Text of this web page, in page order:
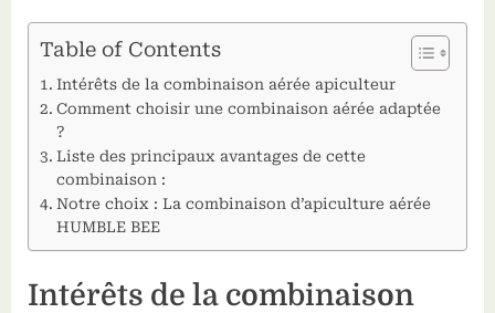
Table of Contents
Intérêts de la combinaison aérée apiculteur
Comment choisir une combinaison aérée adaptée
?
Liste des principaux avantages de cette
combinaison :
Notre choix : La combinaison d’apiculture aérée
HUMBLE BEE
Intérêts de la combinaison